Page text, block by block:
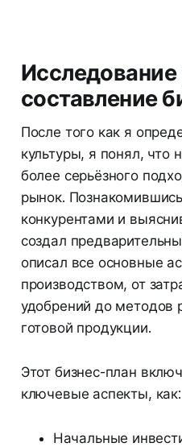
составление
После того как я
культуры, я понял, что
более серьёзного
рынок.
конкурентами и
создал
описал все основные
производством, от
удобрений до методов
готовой продукции.
Этот бизнес-план
ключевые аспекты, как:
Начальные